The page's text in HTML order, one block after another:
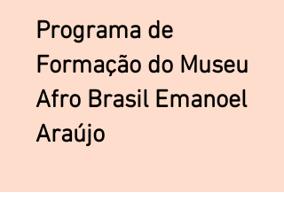
Programa de
Formação do Museu
Afro Brasil Emanoel
Araújo